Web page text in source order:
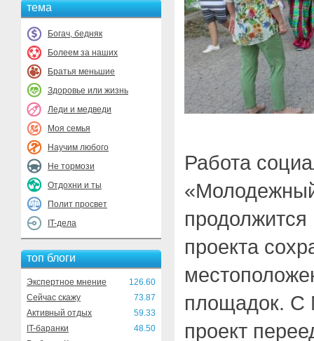
тема
Богач, бедняк
Болеем за наших
Братья меньшие
Здоровье или жизнь
Леди и медведи
Моя семья
Научим любого
Не тормози
Отдохни и ты
Полит просвет
IT-дела
топ блоги
Экспертное мнение
126.60
Сейчас скажу
73.87
Активный отдых
59.33
IT-баранки
48.50
Работа
проекта
площадок. С
проект